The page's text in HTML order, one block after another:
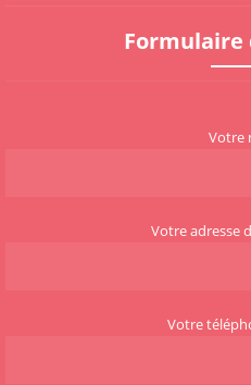
Formulaire
Votre
Votre adresse
Votre